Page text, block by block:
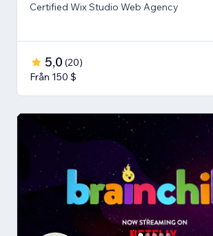
Certified Wix Studio Web Agency
5,0 (20)
Från 150 $